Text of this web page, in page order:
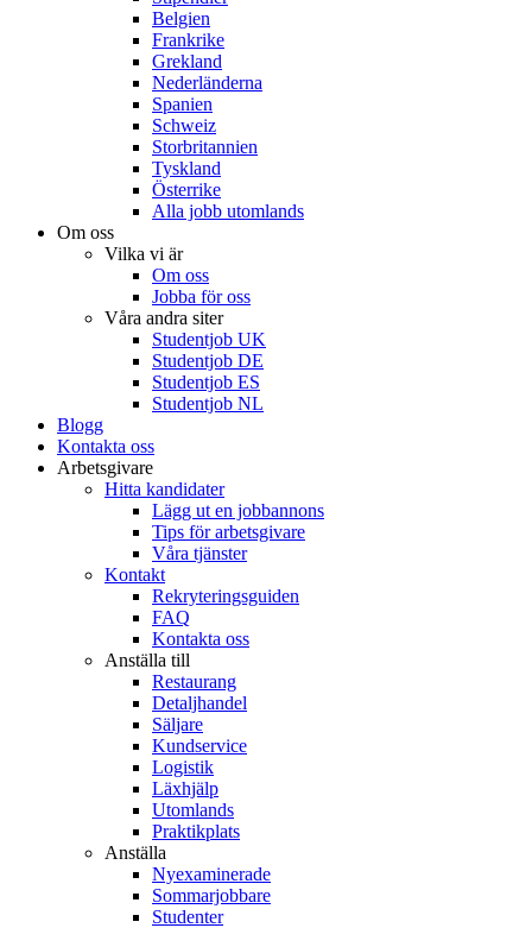
Belgien
Frankrike
Grekland
Nederländerna
Spanien
Schweiz
Storbritannien
Tyskland
Österrike
Alla jobb utomlands
Om oss
Vilka vi är
Om oss
Jobba för oss
Våra andra siter
Studentjob UK
Studentjob DE
Studentjob ES
Studentjob NL
Blogg
Kontakta oss
Arbetsgivare
Hitta kandidater
Lägg ut en jobbannons
Tips för arbetsgivare
Våra tjänster
Kontakt
Rekryteringsguiden
FAQ
Kontakta oss
Anställa till
Restaurang
Detaljhandel
Säljare
Kundservice
Logistik
Läxhjälp
Utomlands
Praktikplats
Anställa
Nyexaminerade
Sommarjobbare
Studenter